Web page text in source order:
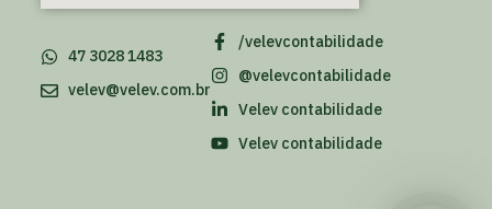
/velevcontabilidade
@velevcontabilidade
Velev contabilidade
Velev contabilidade
47 3028 1483
velev@velev.com.br